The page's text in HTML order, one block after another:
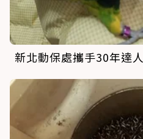
新北動保處攜手30年達